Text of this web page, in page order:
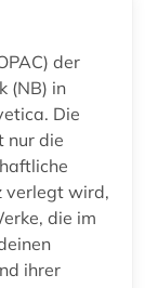
der
(NB) in
Die
nur die
verlegt wird,
die im
ihrer